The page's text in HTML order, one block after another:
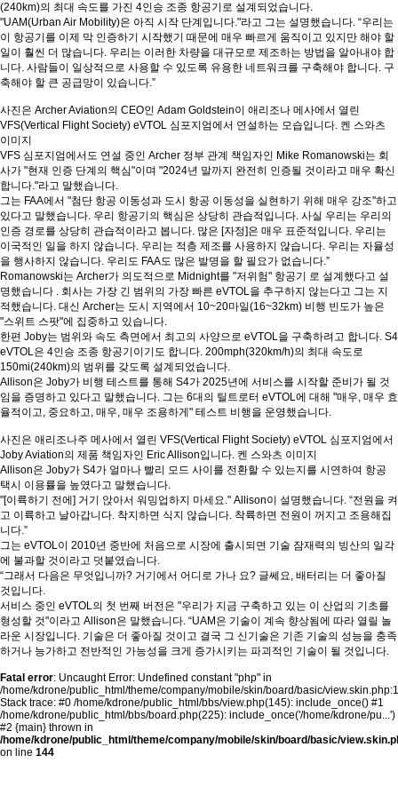
(240km)의 최대 속도를 가진 4인승 조종 항공기로 설계되었습니다.
"UAM(Urban Air Mobility)은 아직 시작 단계입니다."라고 그는 설명했습니다. “우리는
이 항공기를 이제 막 인증하기 시작했기 때문에 매우 빠르게 움직이고 있지만 해야 할
일이 훨씬 더 많습니다. 우리는 이러한 차량을 대규모로 제조하는 방법을 알아내야 합
니다. 사람들이 일상적으로 사용할 수 있도록 유용한 네트워크를 구축해야 합니다. 구
축해야 할 큰 공급망이 있습니다.”
사진은 Archer Aviation의 CEO인 Adam Goldstein이 애리조나 메사에서 열린
VFS(Vertical Flight Society) eVTOL 심포지엄에서 연설하는 모습입니다. 켄 스와츠
이미지
VFS 심포지엄에서도 연설 중인 Archer 정부 관계 책임자인 Mike Romanowski는 회
사가 "현재 인증 단계의 핵심"이며 "2024년 말까지 완전히 인증될 것이라고 매우 확신
합니다."라고 말했습니다.
그는 FAA에서 "첨단 항공 이동성과 도시 항공 이동성을 실현하기 위해 매우 강조"하고
있다고 말했습니다. 우리 항공기의 핵심은 상당히 관습적입니다. 사실 우리는 우리의
인증 경로를 상당히 관습적이라고 봅니다. 많은 [자정]은 매우 표준적입니다. 우리는
이국적인 일을 하지 않습니다. 우리는 적층 제조를 사용하지 않습니다. 우리는 자율성
을 행사하지 않습니다. 우리도 FAA도 많은 발명을 할 필요가 없습니다.”
Romanowski는 Archer가 의도적으로 Midnight를 "저위험" 항공기 로 설계했다고 설
명했습니다 . 회사는 가장 긴 범위의 가장 빠른 eVTOL을 추구하지 않는다고 그는 지
적했습니다. 대신 Archer는 도시 지역에서 10~20마일(16~32km) 비행 빈도가 높은
"스위트 스팟"에 집중하고 있습니다.
한편 Joby는 범위와 속도 측면에서 최고의 사양으로 eVTOL을 구축하려고 합니다. S4
eVTOL은 4인승 조종 항공기이기도 합니다. 200mph(320km/h)의 최대 속도로
150mi(240km)의 범위를 갖도록 설계되었습니다.
Allison은 Joby가 비행 테스트를 통해 S4가 2025년에 서비스를 시작할 준비가 될 것
임을 증명하고 있다고 말했습니다. 그는 6대의 틸트로터 eVTOL에 대해 "매우, 매우 효
율적이고, 중요하고, 매우, 매우 조용하게" 테스트 비행을 운영했습니다.
사진은 애리조나주 메사에서 열린 VFS(Vertical Flight Society) eVTOL 심포지엄에서
Joby Aviation의 제품 책임자인 Eric Allison입니다. 켄 스와츠 이미지
Allison은 Joby가 S4가 얼마나 빨리 모드 사이를 전환할 수 있는지를 시연하여 항공
택시 이용률을 높였다고 말했습니다.
"[이륙하기 전에] 거기 앉아서 워밍업하지 마세요." Allison이 설명했습니다. “전원을 켜
고 이륙하고 날아갑니다. 착지하면 식지 않습니다. 착륙하면 전원이 꺼지고 조용해집
니다.”
그는 eVTOL이 2010년 중반에 처음으로 시장에 출시되면 기술 잠재력의 빙산의 일각
에 불과할 것이라고 덧붙였습니다.
“그래서 다음은 무엇입니까? 거기에서 어디로 가나 요? 글쎄요, 배터리는 더 좋아질
것입니다.
서비스 중인 eVTOL의 첫 번째 버전은 "우리가 지금 구축하고 있는 이 산업의 기초를
형성할 것"이라고 Allison은 말했습니다. “UAM은 기술이 계속 향상됨에 따라 열릴 놀
라운 시장입니다. 기술은 더 좋아질 것이고 결국 그 신기술은 기존 기술의 성능을 충족
하거나 능가하고 전반적인 가능성을 크게 증가시키는 파괴적인 기술이 될 것입니다.
Fatal error: Uncaught Error: Undefined constant "php" in
/home/kdrone/public_html/theme/company/mobile/skin/board/basic/
Stack trace: #0 /home/kdrone/public_html/bbs/view.php(145): include_once() #1
/home/kdrone/public_html/bbs/board.php(225): include_once('/home/kdrone/pu...')
#2 {main} thrown in
/home/kdrone/public_html/theme/company/mobile/skin/board/basic/
on line 144